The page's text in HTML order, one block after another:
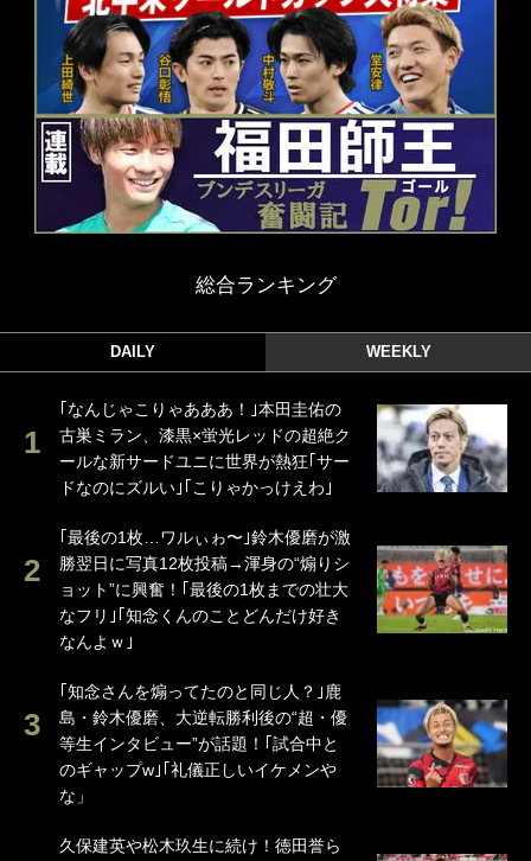
総合ランキング
DAILY WEEKLY
｢なんじゃこりゃあああ！｣本田圭佑の
古巣ミラン、漆黒×蛍光レッドの超絶ク
ールな新サードユニに世界が熱狂｢サー
ドなのにズルい｣｢こりゃかっけえわ｣
｢最後の1枚…ワルぃゎ〜｣鈴木優磨が激
勝翌日に写真12枚投稿→渾身の“煽りシ
ョット”に興奮！｢最後の1枚までの壮大
なフリ｣｢知念くんのことどんだけ好き
なんよｗ｣
｢知念さんを煽ってたのと同じ人？｣鹿
島・鈴木優磨、大逆転勝利後の“超・優
等生インタビュー”が話題！｢試合中と
のギャップw｣｢礼儀正しいイケメンや
な」
久保建英や松木玖生に続け！徳田誉ら